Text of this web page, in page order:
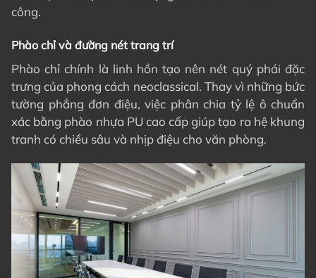
công.
Phào chỉ và đường nét trang trí
Phào chỉ chính là linh hồn tạo nên nét quý phái đặc
trưng của phong cách neoclassical. Thay vì những bức
tường phẳng đơn điệu, việc phân chia tỷ lệ ô chuẩn
xác bằng phào nhựa PU cao cấp giúp tạo ra hệ khung
tranh có chiều sâu và nhịp điệu cho văn phòng.